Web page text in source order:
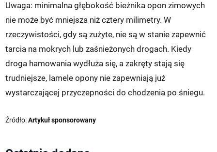
Uwaga: minimalna głębokość bieżnika opon zimowych
nie może być mniejsza niż cztery milimetry. W
rzeczywistości, gdy są zużyte, nie są w stanie zapewnić
tarcia na mokrych lub zaśnieżonych drogach. Kiedy
droga hamowania wydłuża się, a zakręty stają się
trudniejsze, lamele opony nie zapewniają już
wystarczającej przyczepności do chodzenia po śniegu.
Źródło:Artykuł sponsorowany